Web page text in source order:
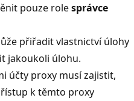
pouze rolesprávce
přiřadit vlastnictví úlohy
jakoukoli úlohu.
účty proxy musí zajistit,
k těmto proxy